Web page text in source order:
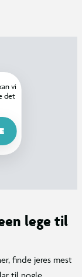
vi
det
lege til
finde jeres mest